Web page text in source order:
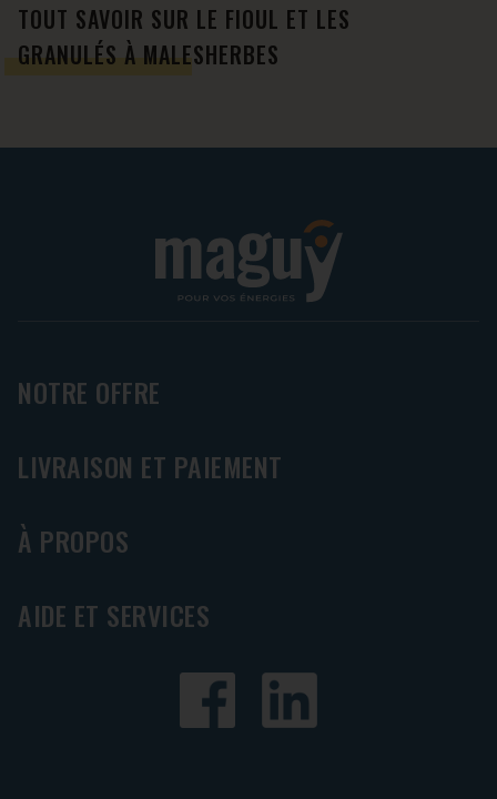
TOUT SAVOIR SUR LE FIOUL ET LES
GRANULÉS À MALESHERBES
NOTRE OFFRE
LIVRAISON ET PAIEMENT
À PROPOS
AIDE ET SERVICES